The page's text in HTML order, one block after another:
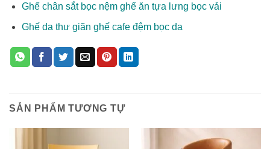
Ghế chân sắt bọc nệm ghế ăn tựa lưng bọc vải
Ghế da thư giãn ghế cafe đệm bọc da
SẢN PHẨM TƯƠNG TỰ